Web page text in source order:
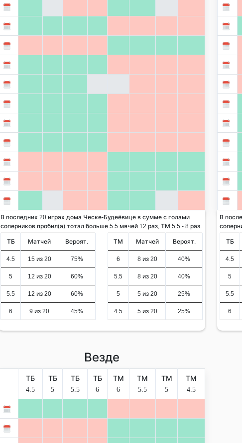
В последних 20 играх дома Ческе-Будеёвице в сумме с голами
соперников пробил(а) тотал больше 5.5 мячей 12 раз, ТМ 5.5 - 8 раз.
ТБ Матчей Вероят.
4.5 15 из 20 75%
5 12 из 20 60%
5.5 12 из 20 60%
6 9 из 20 45%
ТМ Матчей Вероят.
6 8 из 20 40%
5.5 8 из 20 40%
5 5 из 20 25%
4.5 5 из 20 25%
В
ТБ
4.5
5
5.5
6
Везде
ТБ
4.5
ТБ
5
ТБ
5.5
ТБ
6
ТМ
6
ТМ
5.5
ТМ
5
ТМ
4.5